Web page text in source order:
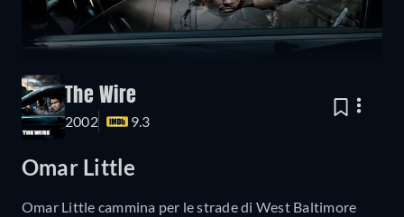
The Wire
2002 9.3
Omar Little
Omar Little cammina per le strade di West Baltimore